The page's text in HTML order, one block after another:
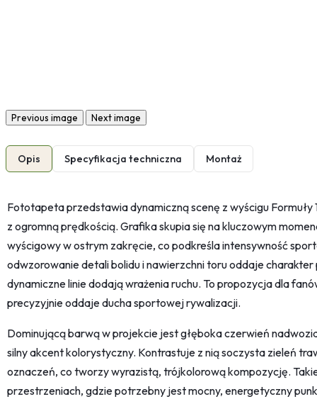
Previous image Next image
Opis Specyfikacja techniczna Montaż
Fototapeta przedstawia dynamiczną scenę z wyścigu
z ogromną prędkością. Grafika skupia się na kluczowym
wyścigowy w ostrym zakręcie, co podkreśla intensywność
odwzorowanie detali bolidu i nawierzchni toru oddaje
dynamiczne linie dodają wrażenia ruchu. To propozycja dla
precyzyjnie oddaje ducha sportowej rywalizacji.
Dominującą barwą w projekcie jest głęboka czerwień
silny akcent kolorystyczny. Kontrastuje z nią soczysta zieleń
oznaczeń, co tworzy wyrazistą, trójkolorową kompozycję.
przestrzeniach, gdzie potrzebny jest mocny, energetyczny